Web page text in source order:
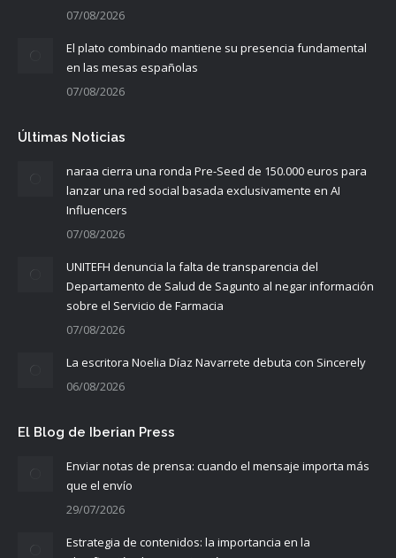
07/08/2026
El plato combinado mantiene su presencia fundamental
en las mesas españolas
07/08/2026
Últimas Noticias
naraa cierra una ronda Pre-Seed de 150.000 euros para
lanzar una red social basada exclusivamente en AI
Influencers
07/08/2026
UNITEFH denuncia la falta de transparencia del
Departamento de Salud de Sagunto al negar información
sobre el Servicio de Farmacia
07/08/2026
La escritora Noelia Díaz Navarrete debuta con Sincerely
06/08/2026
El Blog de Iberian Press
Enviar notas de prensa: cuando el mensaje importa más
que el envío
29/07/2026
Estrategia de contenidos: la importancia en la